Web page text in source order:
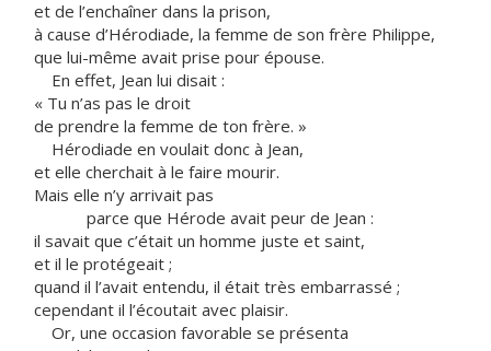
et de l’enchaîner dans la prison,
à cause d’Hérodiade, la femme de son frère Philippe,
que lui-même avait prise pour épouse.
En effet, Jean lui disait :
« Tu n’as pas le droit
de prendre la femme de ton frère. »
Hérodiade en voulait donc à Jean,
et elle cherchait à le faire mourir.
Mais elle n’y arrivait pas
parce que Hérode avait peur de Jean :
il savait que c’était un homme juste et saint,
et il le protégeait ;
quand il l’avait entendu, il était très embarrassé ;
cependant il l’écoutait avec plaisir.
Or, une occasion favorable se présenta